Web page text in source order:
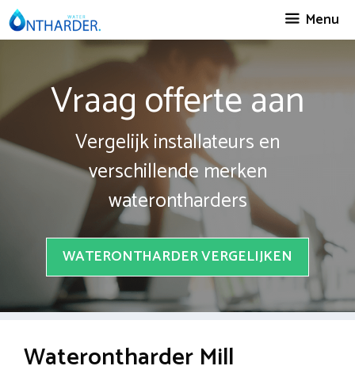
Spring
naar
Menu
Vraag offerte aan
Vergelijk installateurs en
verschillende merken
waterontharders
WATERONTHARDER VERGELIJKEN
Waterontharder Mill